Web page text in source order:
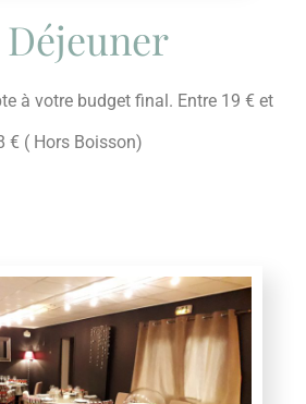
à votre budget final. Entre 19 € et
€ ( Hors Boisson)